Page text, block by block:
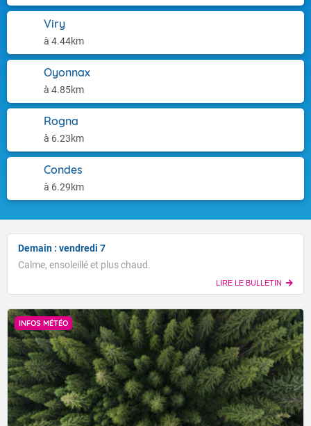
Viry
à 4.44km
Oyonnax
à 4.85km
Rogna
à 6.23km
Condes
à 6.29km
Demain : vendredi 7
Calme, ensoleillé et plus chaud.
LIRE LE BULLETIN
INFOS MÉTÉO